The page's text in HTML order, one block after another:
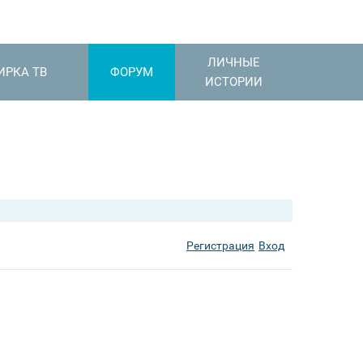
ТВ ФОРУМ
ЛИЧНЫЕ
ИСТОРИИ
Регистрация Вход